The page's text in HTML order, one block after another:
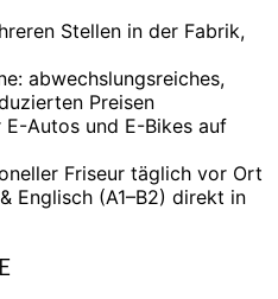
Stellen in der Fabrik,
abwechslungsreiches,
Preisen
E-Autos und E-Bikes auf
Friseur täglich vor Ort
Englisch (A1–B2) direkt in